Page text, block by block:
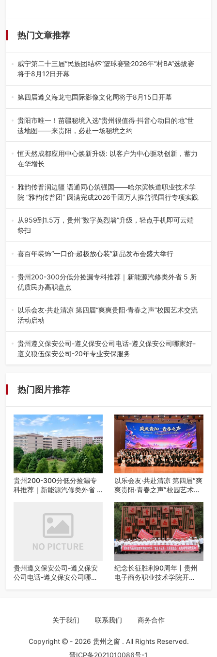
热门文章推荐
威宁第二十三届“民族团结杯”篮球赛暨2026年“村BA”选拔赛
将于8月12日开幕
8月7日，威宁彝族回族苗族自治县第二十三届“民族团结
杯”篮球赛暨2026年“村B…
第四届遵义海龙屯国际影像文化周将于8月15日开幕
8月7日，第四届遵义海龙屯国际影像文化周媒体通气会在世
界文化遗产地海龙屯核心景区…
贵阳市唯一！苗疆秘境入选“贵州很值得·抖音心动目的地”世
遗地图——来贵阳，必赴一场秘境之约
2026年7月21日，2026年“贵州很值得”暨抖音“心动目的
地”（贵州站）主题…
恒天然成都应用中心焕新升级: 以客户为中心驱动创新，蓄力
在华增长
融合全球研发实力与本土洞察，深化客户共创，赋能西南市
场创新发展 （7月27日，成…
雅韵传普润边疆 语通同心筑强国——哈尔滨铁道职业技术学
院 “雅韵传普团” 圆满完成2026千团万人推普强国行专项实践
为扎实推进2026“千团万人推普强国行”大学生暑期社会实
践，牢牢紧扣 “雅韵传普…
从959到1.5万，贵州“数字英烈墙”升级，轻点手机即可云端
祭扫
八一建军节到来之际，由贵州省退役军人事务厅指导，贵阳
市退役军人事务局联合贵州广电…
喜百年装饰“一口价·超极放心装”新品发布会盛大举行
2026年7月31日，喜百年装饰“一口价·超极放心装”新品发布
会在贵阳隆重举行。…
贵州200-300分低分捡漏专科推荐｜新能源汽修类外省 5 所
优质民办高职盘点
在贵州省高考志愿填报体系中，200至300分数段考生可选择
的省内工科、新能源汽车…
以乐会友·共赴清凉 第四届“爽爽贵阳·青春之声”校园艺术交流
活动启动
七月的贵阳，清风送爽，第四届“爽爽贵阳·青春之声”校园管
弦乐（合唱）艺术交流活动…
贵州遵义保安公司-遵义保安公司电话-遵义保安公司哪家好-
遵义狼伍保安公司-20年专业安保服务
热门图片推荐
贵州200-300分低分捡漏专
科推荐｜新能源汽修类外省 5
以乐会友·共赴清凉 第四届“爽
爽贵阳·青春之声”校园艺术交
贵州遵义保安公司-遵义保安
公司电话-遵义保安公司哪家
纪念长征胜利90周年丨贵州
电子商务职业技术学院开
关于我们 联系我们 商务合作
Copyright - 2026 贵州之窗 . All Rights Reserved.
晋ICP备2021010086号-1